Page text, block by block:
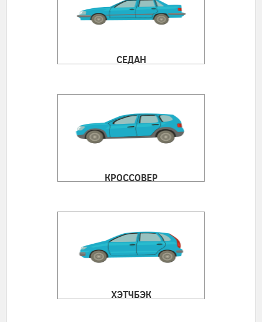
СЕДАН
КРОССОВЕР
ХЭТЧБЭК